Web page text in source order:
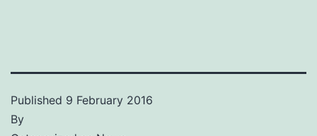
Published 9 February 2016
By